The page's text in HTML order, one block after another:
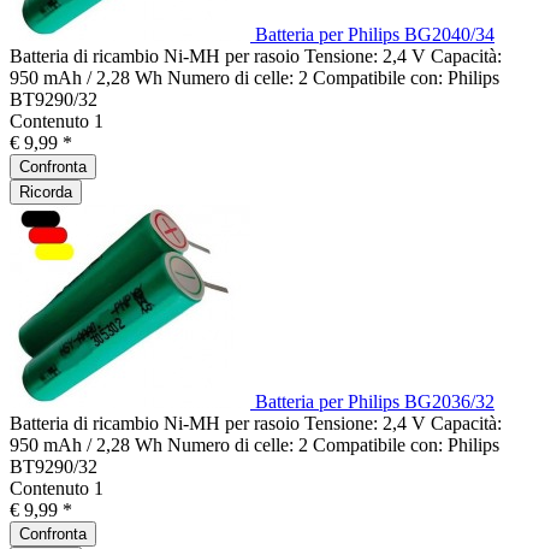
Batteria per Philips BG2040/34
Batteria di ricambio Ni-MH per rasoio Tensione: 2,4 V Capacità:
950 mAh / 2,28 Wh Numero di celle: 2 Compatibile con: Philips
BT9290/32
Contenuto 1
€ 9,99 *
Confronta
Ricorda
Batteria per Philips BG2036/32
Batteria di ricambio Ni-MH per rasoio Tensione: 2,4 V Capacità:
950 mAh / 2,28 Wh Numero di celle: 2 Compatibile con: Philips
BT9290/32
Contenuto 1
€ 9,99 *
Confronta